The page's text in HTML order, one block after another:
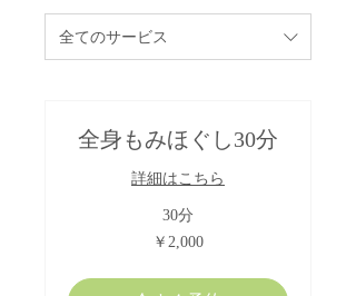
全てのサービス
全身もみほぐし30分
詳細はこちら
30分
￥2,000